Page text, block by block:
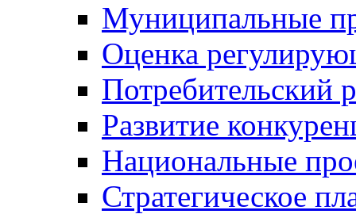
Муниципальные
Оценка
Потребительский
Развитие
Национальные
Стратегическое